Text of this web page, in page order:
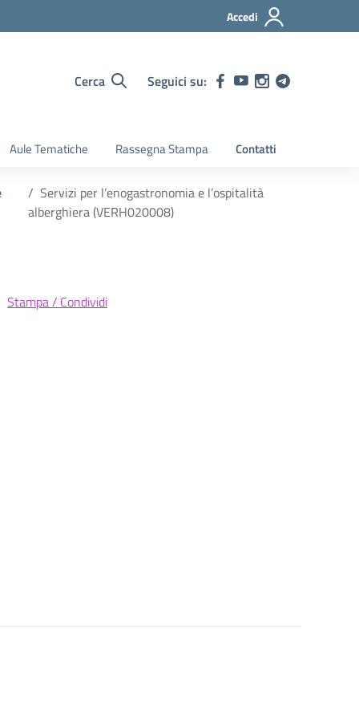
Accedi
Cerca Seguici su:
Aule Tematiche Rassegna Stampa Contatti
Servizi per l’enogastronomia e l’ospitalità
alberghiera (VERH020008)
Stampa / Condividi